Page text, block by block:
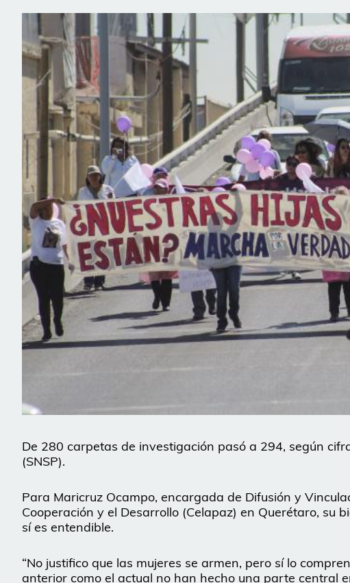
De 280 carpetas de investigación pasó a 294, según
(SNSP).
Para Maricruz Ocampo, encargada de Difusión y
Cooperación y el Desarrollo (Celapaz) en Querétaro, su
sí es entendible.
“No justifico que las mujeres se armen, pero sí lo
anterior como el actual no han hecho una parte central